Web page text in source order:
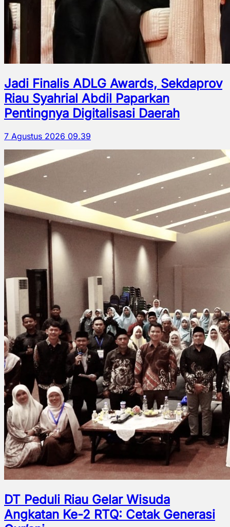
Jadi Finalis ADLG Awards, Sekdaprov
Riau Syahrial Abdil Paparkan
Pentingnya Digitalisasi Daerah
7 Agustus 2026 09.39
DT Peduli Riau Gelar Wisuda
Angkatan Ke-2 RTQ: Cetak Generasi